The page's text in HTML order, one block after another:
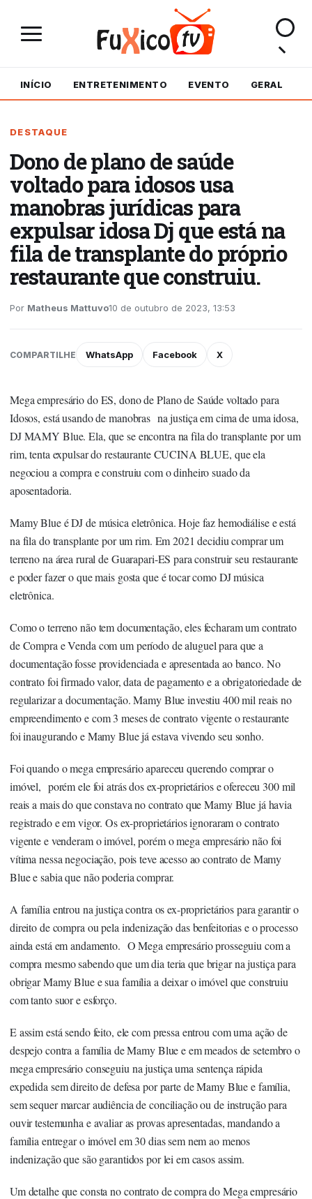
INÍCIO ENTRETENIMENTO EVENTO GERAL
DESTAQUE
Dono de plano de saúde
voltado para idosos usa
manobras jurídicas para
expulsar idosa Dj que está na
fila de transplante do próprio
restaurante que construiu.
Por Matheus Mattuvo10 de outubro de 2023, 13:53
COMPARTILHE WhatsApp Facebook X
Mega empresário do ES, dono de Plano de Saúde voltado para
Idosos, está usando de manobras na justiça em cima de uma idosa,
DJ MAMY Blue. Ela, que se encontra na fila do transplante por um
rim, tenta expulsar do restaurante CUCINA BLUE, que ela
negociou a compra e construiu com o dinheiro suado da
aposentadoria.
Mamy Blue é DJ de música eletrônica. Hoje faz hemodiálise e está
na fila do transplante por um rim. Em 2021 decidiu comprar um
terreno na área rural de Guarapari-ES para construir seu restaurante
e poder fazer o que mais gosta que é tocar como DJ música
eletrônica.
Como o terreno não tem documentação, eles fecharam um contrato
de Compra e Venda com um período de aluguel para que a
documentação fosse providenciada e apresentada ao banco. No
contrato foi firmado valor, data de pagamento e a obrigatoriedade de
regularizar a documentação. Mamy Blue investiu 400 mil reais no
empreendimento e com 3 meses de contrato vigente o restaurante
foi inaugurando e Mamy Blue já estava vivendo seu sonho.
Foi quando o mega empresário apareceu querendo comprar o
imóvel, porém ele foi atrás dos ex-proprietários e ofereceu 300 mil
reais a mais do que constava no contrato que Mamy Blue já havia
registrado e em vigor. Os ex-proprietários ignoraram o contrato
vigente e venderam o imóvel, porém o mega empresário não foi
vítima nessa negociação, pois teve acesso ao contrato de Mamy
Blue e sabia que não poderia comprar.
A família entrou na justiça contra os ex-proprietários para garantir o
direito de compra ou pela indenização das benfeitorias e o processo
ainda está em andamento. O Mega empresário prosseguiu com a
compra mesmo sabendo que um dia teria que brigar na justiça para
obrigar Mamy Blue e sua família a deixar o imóvel que construiu
com tanto suor e esforço.
E assim está sendo feito, ele com pressa entrou com uma ação de
despejo contra a família de Mamy Blue e em meados de setembro o
mega empresário conseguiu na justiça uma sentença rápida
expedida sem direito de defesa por parte de Mamy Blue e família,
sem sequer marcar audiência de conciliação ou de instrução para
ouvir testemunha e avaliar as provas apresentadas, mandando a
família entregar o imóvel em 30 dias sem nem ao menos
indenização que são garantidos por lei em casos assim.
Um detalhe que consta no contrato de compra do Mega empresário